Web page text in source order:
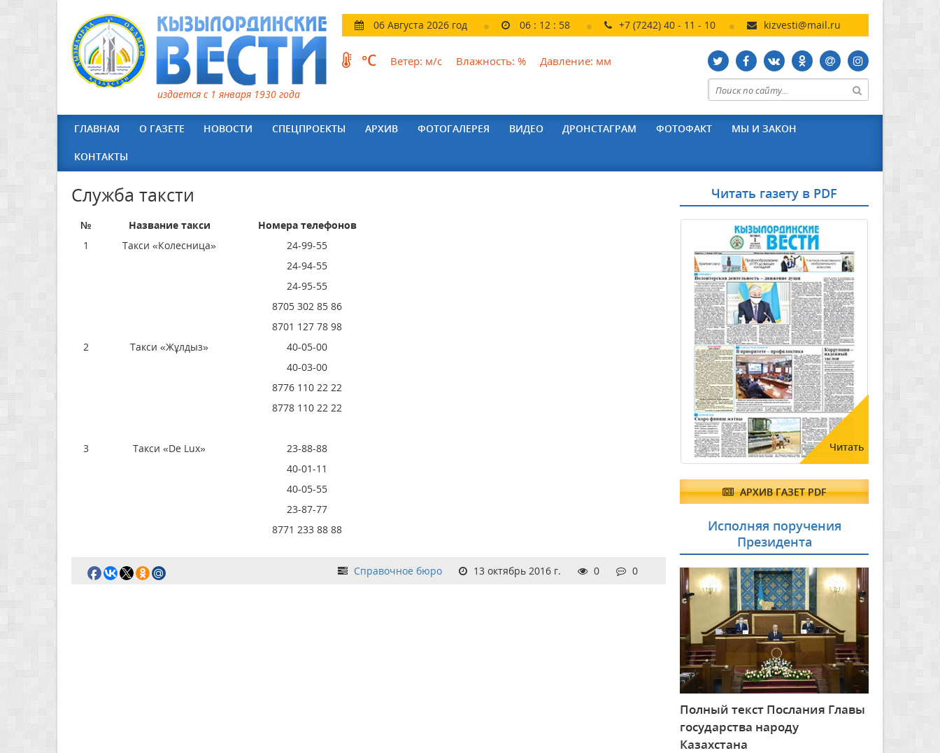
издается с 1 января 1930 года
06 Августа 2026 год 06 : 12 : 58 +7 (7242) 40 - 11 - 10 kizvesti@mail.ru
°C Ветер: м/с Влажность: % Давление: мм
ГЛАВНАЯ О ГАЗЕТЕ НОВОСТИ СПЕЦПРОЕКТЫ АРХИВ ФОТОГАЛЕРЕЯ ВИДЕО ДРОНСТАГРАМ ФОТОФАКТ МЫ И ЗАКОН
КОНТАКТЫ
Служба таксти
№ Название такси
Номера телефонов
1
Такси «Колесница»
24-99-55
24-94-55
24-95-55
8705 302 85 86
8701 127 78 98
2
Такси «Жұлдыз»
40-05-00
40-03-00
8776 110 22 22
8778 110 22 22
3 Такси «De Lux»
23-88-88
40-01-11
40-05-55
23-87-77
8771 233 88 88
Справочное бюро 13 октябрь 2016 г. 0 0
Читать газету в PDF
Читать
АРХИВ ГАЗЕТ PDF
Исполняя поручения
Президента
Полный текст Послания Главы
государства народу
Казахстана